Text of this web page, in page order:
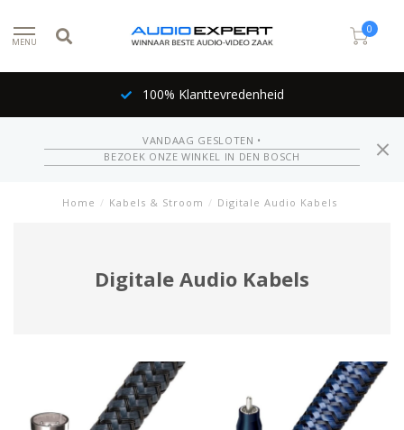
MENU
0
100% Klanttevredenheid
VANDAAG GESLOTEN •
BEZOEK ONZE WINKEL IN DEN BOSCH
Home / Kabels & Stroom / Digitale Audio Kabels
Digitale Audio Kabels